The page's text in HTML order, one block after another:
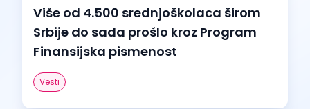
Više od 4.500 srednjoškolaca širom
Srbije do sada prošlo kroz Program
Finansijska pismenost
Vesti